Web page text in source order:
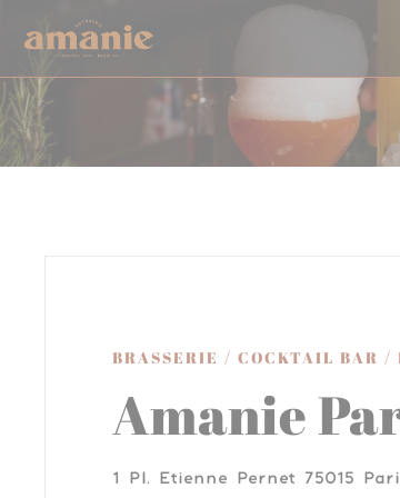
Personnalisation de vos choix en matière
BRASSERIE / COCKTAIL BAR /
Amanie
1 Pl. Etienne Pernet 75015